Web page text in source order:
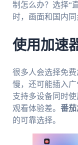
制怎么办？选择“
时，画面和国内同
使用加速
很多人会选择免
慢，还可能插入
支持多设备同时
观看体验差。 番
的可靠选择。